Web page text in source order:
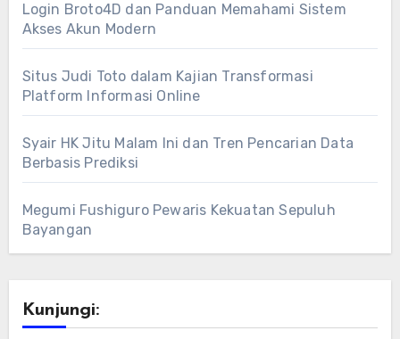
Login Broto4D dan Panduan Memahami Sistem
Akses Akun Modern
Situs Judi Toto dalam Kajian Transformasi
Platform Informasi Online
Syair HK Jitu Malam Ini dan Tren Pencarian Data
Berbasis Prediksi
Megumi Fushiguro Pewaris Kekuatan Sepuluh
Bayangan
Kunjungi: